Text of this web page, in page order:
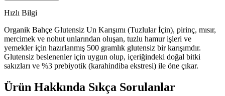
Hızlı Bilgi
Organik Bahçe Glutensiz Un Karışımı (Tuzlular İçin), pirinç, mısır,
mercimek ve nohut unlarından oluşan, tuzlu hamur işleri ve
yemekler için hazırlanmış 500 gramlık glutensiz bir karışımdır.
Glutensiz beslenenler için uygun olup, içeriğindeki doğal bitki
sakızları ve %3 prebiyotik (karahindiba ekstresi) ile öne çıkar.
Ürün Hakkında Sıkça Sorulanlar